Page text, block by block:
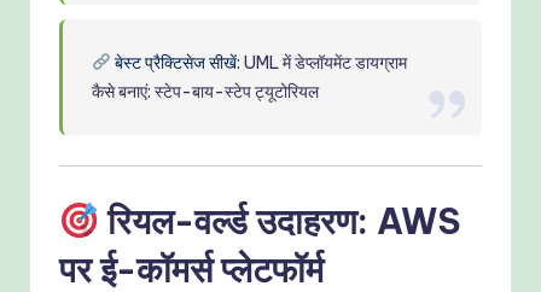
बेस्ट प्रैक्टिसेज सीखें:UML में डेप्लॉयमेंट डायग्राम
कैसे बनाएं: स्टेप-बाय-स्टेप ट्यूटोरियल
रियल-वर्ल्ड उदाहरण: AWS
पर ई-कॉमर्स प्लेटफॉर्म